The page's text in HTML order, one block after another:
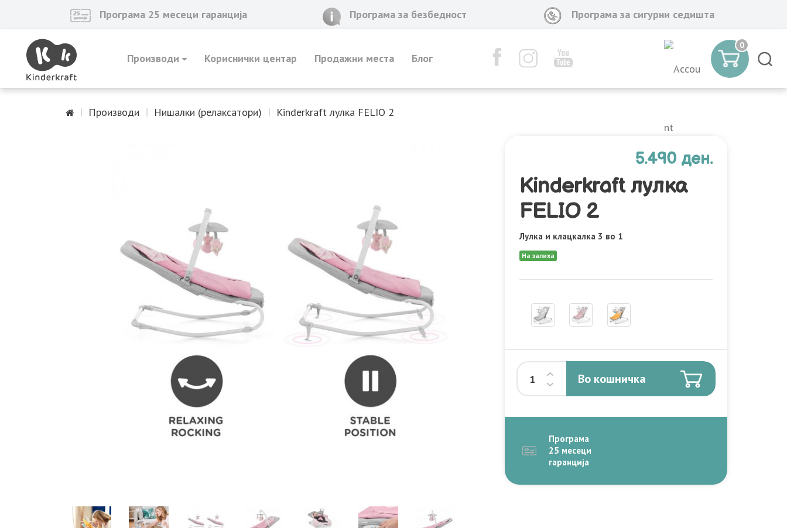
Програма 25 месеци гаранција Програма за безбедност Програма за сигурни седишта
Производи Кориснички центар Продажни места Блог
0
Производи Нишалки (релаксатори) Kinderkraft лулка FELIO 2
5.490 ден.
Kinderkraft лулка
FELIO 2
Лулка и клацкалка 3 во 1
На залиха
Во кошничка
Програма
25 месеци
гаранција